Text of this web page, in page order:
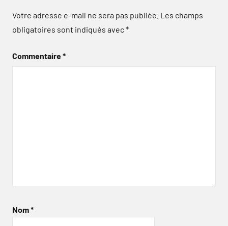
Votre adresse e-mail ne sera pas publiée. Les champs
obligatoires sont indiqués avec*
Commentaire*
Nom*